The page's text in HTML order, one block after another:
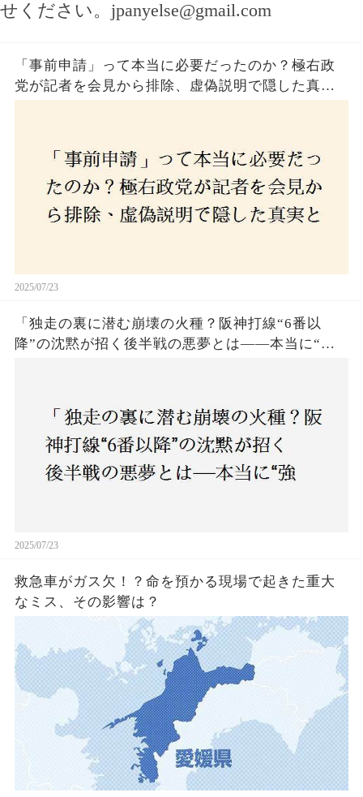
せください。 jpanyelse@gmail.com
「事前申請」って本当に必要だったのか？極右政
党が記者を会見から排除、虚偽説明で隠した真実
2025/07/23
「独走の裏に潜む崩壊の火種？阪神打線“6番以
降”の沈黙が招く後半戦の悪夢とは——本当に“強
2025/07/23
救急車がガス欠！？命を預かる現場で起きた重大
なミス、その影響は？